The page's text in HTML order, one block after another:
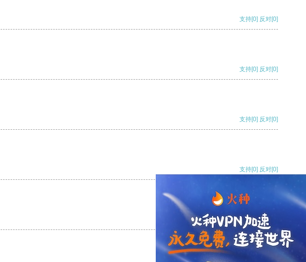
支持[0] 反对[0]
支持[0] 反对[0]
支持[0] 反对[0]
支持[0] 反对[0]
支持[0] 反对